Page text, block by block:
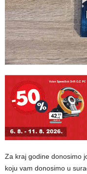
Za kraj godine donosimo
koju vam donosimo u